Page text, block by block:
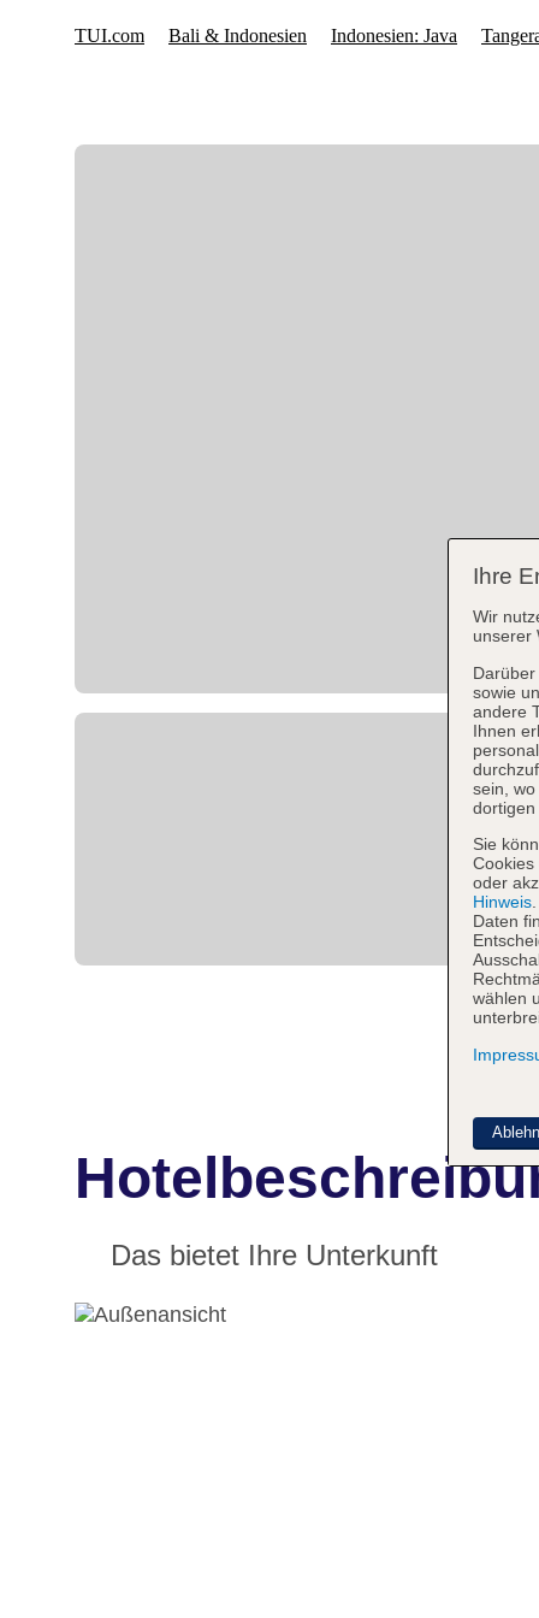
Das bietet Ihre Unterkunft
Ihre
Wir
unserer
sowie
andere
Ihnen
sein,
dortigen
Sie
Cookies
oder
Hinweis
Daten
wählen